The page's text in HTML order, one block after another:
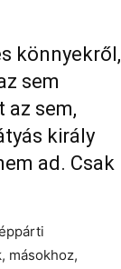
könnyekről,
sem
az sem,
király
ad. Csak
másokhoz,